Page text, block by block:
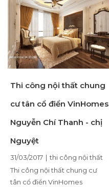
Thi công nội thất chung
cư tân cổ điển VinHomes
Nguyễn Chí Thanh - chị
Nguyệt
31/03/2017 | thi công nội thất
Thi công nội thất chung cư
tân cổ điển VinHomes